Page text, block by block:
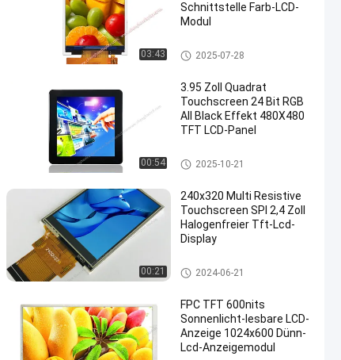
03:43
Schnittstelle Farb-LCD-
Modul
IPS Lcd-Anzeige
2025-07-28
00:54
3.95 Zoll Quadrat
Touchscreen 24 Bit RGB
All Black Effekt 480X480
TFT LCD-Panel
Kleiner LCD-Touch Screen
2025-10-21
00:21
240x320 Multi Resistive
Touchscreen SPI 2,4 Zoll
Halogenfreier Tft-Lcd-
Display
Widerstrebende LCD-Anzeige
2024-06-21
FPC TFT 600nits
Sonnenlicht-lesbare LCD-
Anzeige 1024x600 Dünn-
Lcd-Anzeigemodul